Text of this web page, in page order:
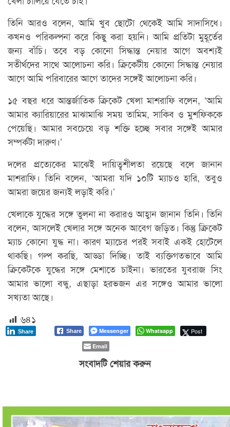
তিনি আরও বলেন, আমি খুব ছোটো থেকেই আমি সাদাসিধে।
কখনও পরিকল্পনা করে কিছু করা হয়নি। আমি প্রতিটা মুহূর্তের
জন্য বাঁচি। তবে বড় কোনো সিদ্ধান্ত নেয়ার আগে অবশ্যই
সতীর্থদের সাথে আলোচনা করি। ক্রিকেটীয় কোনো সিদ্ধান্ত নেয়ার
আগে আমি পরিবারের আগে তাদের সঙ্গেই আলোচনা করি।
১৫ বছর ধরে আন্তর্জাতিক ক্রিকেট খেলা মাশরাফি বলেন, ‘আমি
আমার ক্যারিয়ারের মাঝামাঝি সময় তামিম, সাকিব ও মুশফিককে
পেয়েছি। আমার সবচেয়ে বড় শক্তি হচ্ছে সবার সঙ্গেই আমার
সম্পর্কটা দারুণ।’
দলের প্রত্যেকের মাঝেই দায়িত্বশীলতা রয়েছে বলে জানান
মাশরাফি। তিনি বলেন, ‘আমরা যদি ১০টি ম্যাচও হারি, তবুও
আমরা জয়ের জন্যই লড়াই করি।’
খেলাকে যুদ্ধের সঙ্গে তুলনা না করারও আহ্বান জানান তিনি। তিনি
বলেন, আসলেই খেলার সঙ্গে অনেক আবেগ জড়িত। কিন্তু ক্রিকেট
ম্যাচ কোনো যুদ্ধ না। কারণ ম্যাচের পরই সবাই একই হোটেলে
থাকছি। গল্প করছি, আড্ডা দিচ্ছি। তাই ব্যক্তিগতভাবে আমি
ক্রিকেটকে যুদ্ধের সঙ্গে মেশাতে চাইনা। ভারতের যুবরাজ সিং
আমার ভালো বন্ধু, এছাড়া হরভজন এর সঙ্গেও আমার ভালো
সখ্যতা আছে।
৬৪১
Share Messenger Whatsapp Post
Share
Email
সংবাদটি শেয়ার করুন